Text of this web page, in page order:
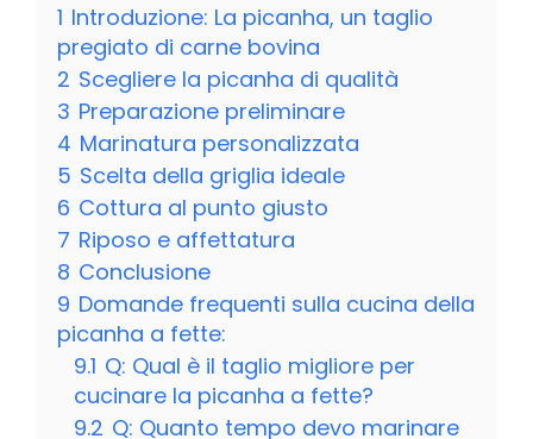
1 Introduzione: La picanha, un taglio
pregiato di carne bovina
2 Scegliere la picanha di qualità
3 Preparazione preliminare
4 Marinatura personalizzata
5 Scelta della griglia ideale
6 Cottura al punto giusto
7 Riposo e affettatura
8 Conclusione
9 Domande frequenti sulla cucina della
picanha a fette:
9.1 Q: Qual è il taglio migliore per
cucinare la picanha a fette?
9.2 Q: Quanto tempo devo marinare